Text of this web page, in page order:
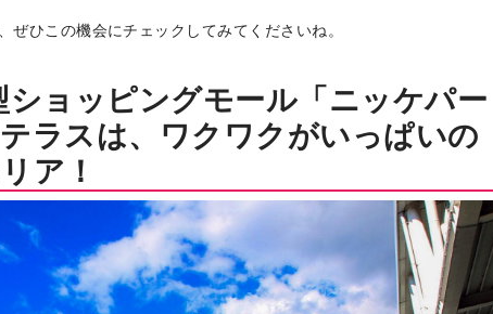
特集 イベント
ぜひこの機会にチェックしてみてくださいね。
ショッピングモール「ニッケパー
ラスは、ワクワクがいっぱいの
ア！